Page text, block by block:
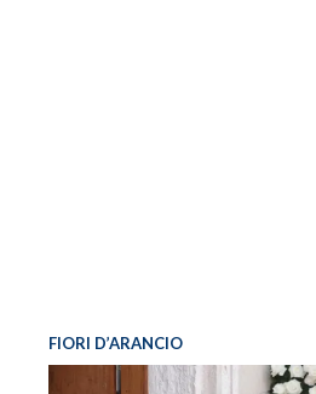
FIORI D’ARANCIO